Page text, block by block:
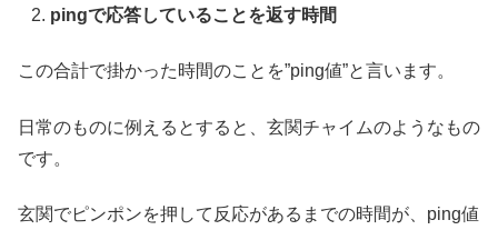
pingで応答していることを返す時間
この合計で掛かった時間のことを”ping値”と言います。
日常のものに例えるとすると、玄関チャイムのようなもの
です。
玄関でピンポンを押して反応があるまでの時間が、ping値